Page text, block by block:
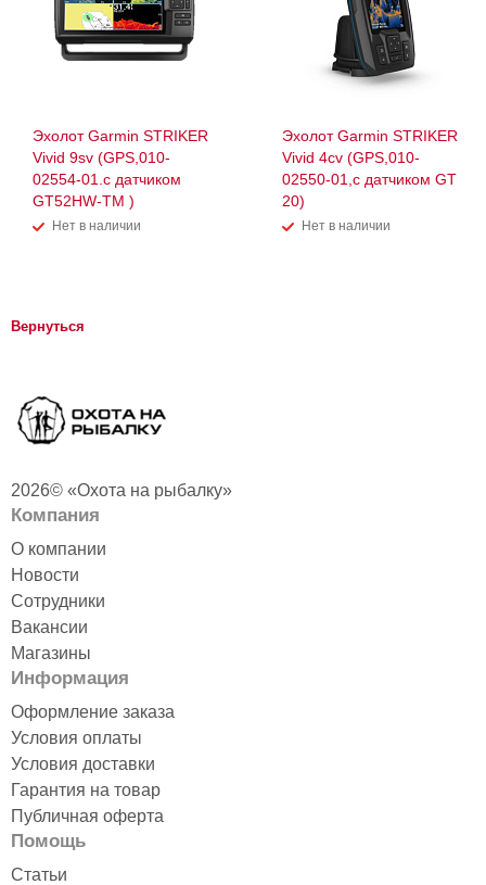
Эхолот Garmin STRIKER
Vivid 9sv (GPS,010-
02554-01.с датчиком
GT52HW-TM )
Нет в наличии
Эхолот Garmin STRIKER
Vivid 4cv (GPS,010-
02550-01,с датчиком GT
20)
Нет в наличии
Вернуться
2026© «Охота на рыбалку»
Компания
О компании
Новости
Сотрудники
Вакансии
Магазины
Информация
Оформление заказа
Условия оплаты
Условия доставки
Гарантия на товар
Публичная оферта
Помощь
Статьи